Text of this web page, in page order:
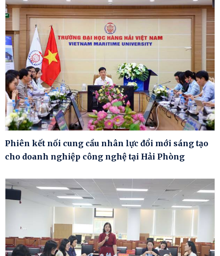
Phiên kết nối cung cầu nhân lực đổi mới sáng tạo
cho doanh nghiệp công nghệ tại Hải Phòng